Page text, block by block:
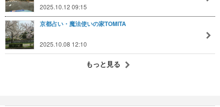
2025.10.12 09:15
京都占い・魔法使いの家TOMITA
2025.10.08 12:10
もっと見る